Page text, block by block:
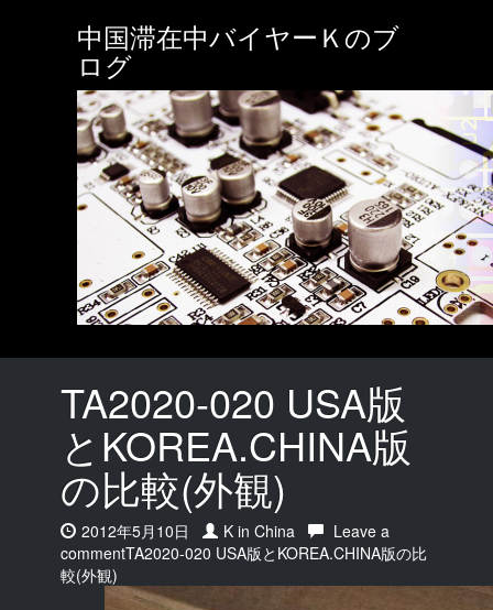
中国滞在中バイヤーＫのブ
ログ
TA2020-020 USA版
とKOREA.CHINA版
の比較(外観)
Date:
2012年5月10日 Author:
K in China
Leave a
commenton
TA2020-020 USA版とKOREA.CHINA版の比
較(外観)